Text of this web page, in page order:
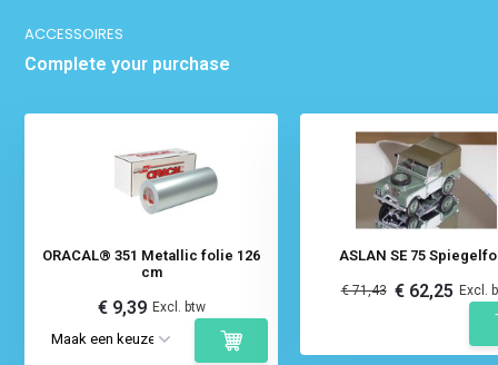
ACCESSOIRES
Complete your purchase
ORACAL® 351 Metallic folie 126
cm
€ 9,39 Excl. btw
ASLAN SE 75
€ 71,43 € 62,25 Excl.